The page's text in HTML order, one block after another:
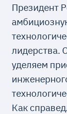
Президент
лидерства.
уделяем
Как